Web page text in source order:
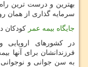
بهترین و درست ترین
سرمایه گذاری از همان
جایگاه بیمه عمر کودکان
در کشورهای اروپایی
فرزندانشان برای آنها
به سن جوانی و نوجوانی